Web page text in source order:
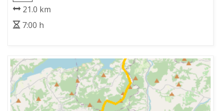
21.0 km
7:00 h